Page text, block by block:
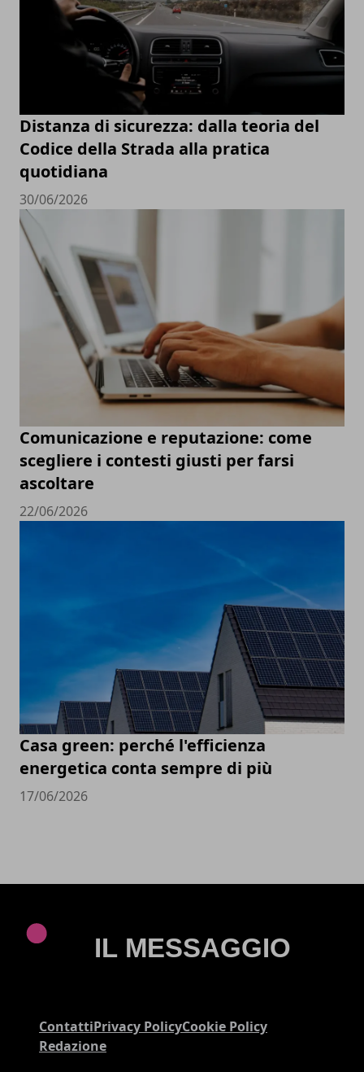
Distanza di sicurezza: dalla teoria del
Codice della Strada alla pratica
quotidiana
30/06/2026
Comunicazione e reputazione: come
scegliere i contesti giusti per farsi
ascoltare
22/06/2026
Casa green: perché l'efficienza
energetica conta sempre di più
17/06/2026
ContattiPrivacy PolicyCookie Policy
Redazione